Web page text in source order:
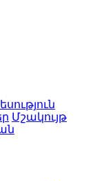
Մշակույթ